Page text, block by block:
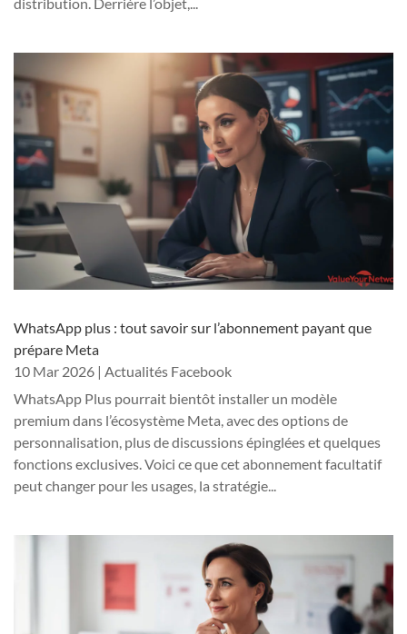
WhatsApp plus : tout savoir sur l’abonnement payant que
prépare Meta
10 Mar 2026 | Actualités Facebook
WhatsApp Plus pourrait bientôt installer un modèle
premium dans l’écosystème Meta, avec des options de
personnalisation, plus de discussions épinglées et quelques
fonctions exclusives. Voici ce que cet abonnement facultatif
peut changer pour les usages, la stratégie...